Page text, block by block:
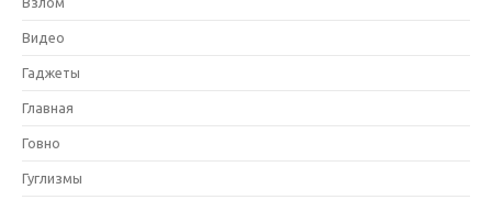
Видео
Гаджеты
Главная
Говно
Гуглизмы